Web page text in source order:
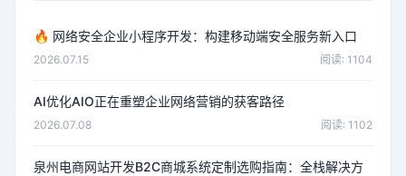
🔥 网络安全企业小程序开发：构建移动端安全服务新入口
2026.07.15 阅读: 1104
AI优化AIO正在重塑企业网络营销的获客路径
2026.07.08 阅读: 1102
泉州电商网站开发B2C商城系统定制选购指南：全栈解决方